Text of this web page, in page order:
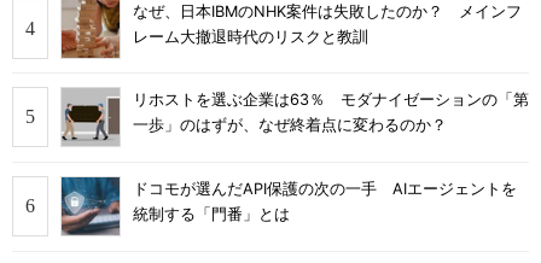
なぜ、日本IBMのNHK案件は失敗したのか？ メインフ
レーム大撤退時代のリスクと教訓
リホストを選ぶ企業は63％ モダナイゼーションの「第
一歩」のはずが、なぜ終着点に変わるのか？
ドコモが選んだAPI保護の次の一手 AIエージェントを
統制する「門番」とは